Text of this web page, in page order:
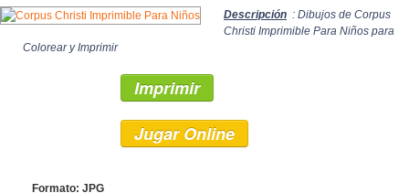
Descripción : Dibujos de Corpus
Christi Imprimible Para Niños para
Colorear y Imprimir
Imprimir
Jugar Online
Formato: JPG